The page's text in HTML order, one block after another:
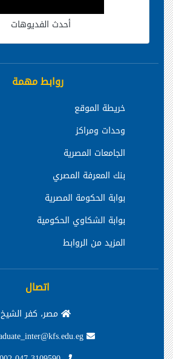
أحدث الفديوهات
روابط مهمة
خريطة الموقع
وحدات ومراكز
الجامعات المصرية
بنك المعرفة المصري
بوابة الحكومة المصرية
بوابة الشكاوي الحكومية
المزيد من الروابط
اتصال
مصر، كفر الشيخ
Postgraduate_inter@kfs.edu.eg